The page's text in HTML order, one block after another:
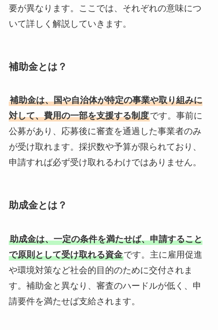
要が異なります。ここでは、それぞれの意味につ
いて詳しく解説していきます。
補助金とは？
補助金は、国や自治体が特定の事業や取り組みに
対して、費用の一部を支援する制度です。事前に
公募があり、応募後に審査を通過した事業者のみ
が受け取れます。採択数や予算が限られており、
申請すれば必ず受け取れるわけではありません。
助成金とは？
助成金は、一定の条件を満たせば、申請すること
で原則として受け取れる資金です。主に雇用促進
や環境対策など社会的目的のために交付されま
す。補助金と異なり、審査のハードルが低く、申
請要件を満たせば支給されます。